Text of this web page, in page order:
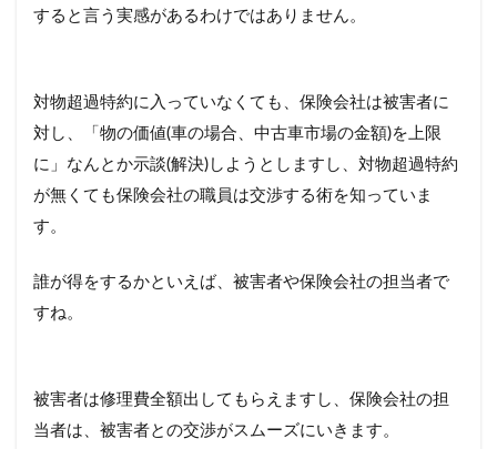
すると言う実感があるわけではありません。
対物超過特約に入っていなくても、保険会社は被害者に
対し、「物の価値(車の場合、中古車市場の金額)を上限
に」なんとか示談(解決)しようとしますし、対物超過特約
が無くても保険会社の職員は交渉する術を知っていま
す。
誰が得をするかといえば、被害者や保険会社の担当者で
すね。
被害者は修理費全額出してもらえますし、保険会社の担
当者は、被害者との交渉がスムーズにいきます。